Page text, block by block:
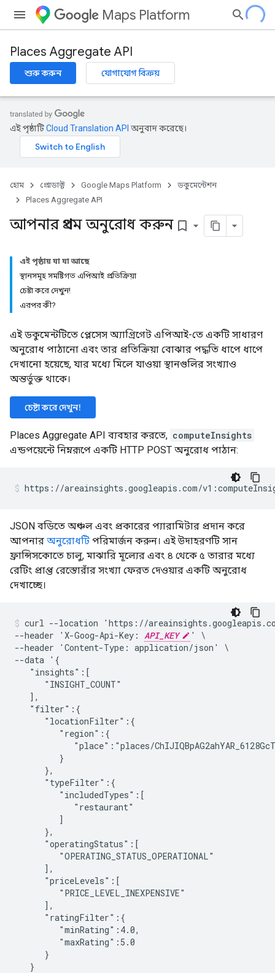
Maps Platform
Places Aggregate API
শুরু করুন যোগাযোগ বিক্রয়
এই পৃষ্ঠাটিCloud Translation API অনুবাদ করেছে।
হোম প্রোডাক্ট Google Maps Platform
ডকুমেন্টেশন
Places Aggregate API
আপনার প্রথম অনুরোধ করুন bookmark_border
এই পৃষ্ঠায় যা যা আছে
স্থানসমূহ সমষ্টিগত এপিআই প্রতিক্রিয়া
চেষ্টা করে দেখুন!
এরপর কী?
এই ডকুমেন্টটিতে প্লেসেস অ্যাগ্রিগেট এপিআই-তে একটি সাধারণ
অনুরোধ পাঠানো এবং তার প্রতিক্রিয়া বোঝার পদ্ধতি ধাপে ধাপে
দেখানো হয়েছে, যার মধ্যে মিলে যাওয়া স্থানগুলির সংখ্যাও
অন্তর্ভুক্ত থাকে।
চেষ্টা করে দেখুন!
Places Aggregate API ব্যবহার করতে, computeInsights
এন্ডপয়েন্টে নিম্নরূপে একটি HTTP POST অনুরোধ পাঠান:
JSON বডিতে অঞ্চল এবং প্রকারের প্যারামিটার প্রদান করে
আপনার অনুরোধটি পরিমার্জন করুন। এই উদাহরণটি সান
ফ্রান্সিসকোতে চালু, মাঝারি মূল্যের এবং ৪ থেকে ৫ তারার মধ্যে
রেটিং প্রাপ্ত রেস্তোরাঁর সংখ্যা ফেরত দেওয়ার একটি অনুরোধ
দেখাচ্ছে।
curl --location 'https://
--header 'X-Goog-Api-Key: API_KEY
' \
--header 'Content-Type: application/json' \
--data '{
   "insights":[
      "INSIGHT_COUNT"
   ],
   "filter":{
      "locationFilter":{
         "region":{
"place":"places/
         }
      },
      "typeFilter":{
         "includedTypes":[
            "restaurant"
         ]
      },
      "operatingStatus":[
         "OPERATING_STATUS_OPERATIONAL"
      ],
      "priceLevels":[
         "PRICE_LEVEL_INEXPENSIVE"
      ],
      "ratingFilter":{
         "minRating":4.0,
         "maxRating":5.0
      }
   }